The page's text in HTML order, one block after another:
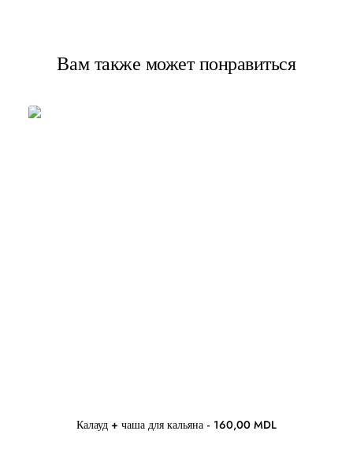
Вам также может понравиться
Калауд + чаша для кальяна 160,00 MDL